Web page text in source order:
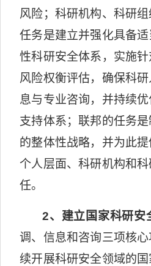
风险；科研机构、科研
任务是建立并强化具备
性科研安全体系，实施
风险权衡评估，确保科
息与专业咨询，并持续
支持体系；联邦的任务
的整体性战略，并为此
个人层面、科研机构和
任。
2、建立国家科研安
调、信息和咨询三项核
续开展科研安全领域的